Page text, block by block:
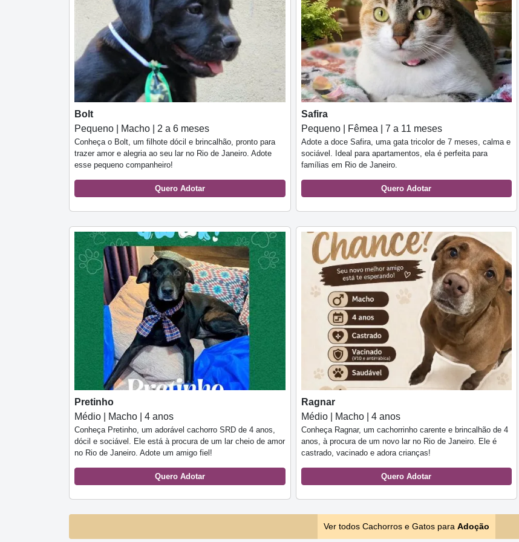
Bolt
Pequeno | Macho | 2 a 6 meses
Conheça o Bolt, um filhote dócil e brincalhão, pronto para
trazer amor e alegria ao seu lar no Rio de Janeiro. Adote
esse pequeno companheiro!
Quero Adotar
Safira
Pequeno | Fêmea | 7 a 11 meses
Adote a doce Safira, uma gata tricolor de 7 meses, calma e
sociável. Ideal para apartamentos, ela é perfeita para
famílias em Rio de Janeiro.
Quero Adotar
Pretinho
Médio | Macho | 4 anos
Conheça Pretinho, um adorável cachorro SRD de 4 anos,
dócil e sociável. Ele está à procura de um lar cheio de amor
no Rio de Janeiro. Adote um amigo fiel!
Quero Adotar
Ragnar
Médio | Macho | 4 anos
Conheça Ragnar, um cachorrinho carente e brincalhão de 4
anos, à procura de um novo lar no Rio de Janeiro. Ele é
castrado, vacinado e adora crianças!
Quero Adotar
Ver todos Cachorros e Gatos para Adoção